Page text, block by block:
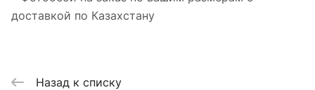
доставкой по Казахстану
Назад к списку